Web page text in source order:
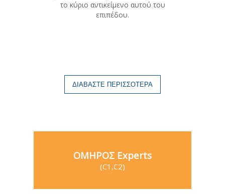
το κύριο αντικείμενο αυτού του
επιπέδου.
ΔΙΑΒΑΣΤΕ ΠΕΡΙΣΣΟΤΕΡΑ
ΟΜΗΡΟΣ Experts
(C1,C2)